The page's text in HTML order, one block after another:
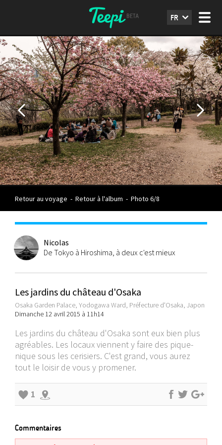
FR
Retour au voyage - Retour à l'album - Photo 6/8
Nicolas
De Tokyo à Hiroshima, à deux c'est mieux
Les jardins du château d'Osaka
Osaka Garden Palace, Yodogawa Ward, Préfecture d'Osaka, Japon
Dimanche 12 avril 2015 à 11h14
Les jardins du château d'Osaka sont eux bien plus
agréables. Les locaux viennent y faire des pique-
nique sous les cerisiers. C'est grand, vous aurez
tout le loisir de vous y promener.
1
Commentaires